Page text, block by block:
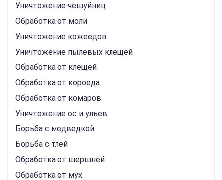
Уничтожение чешуйниц
Обработка от моли
Уничтожение кожеедов
Уничтожение пылевых клещей
Обработка от клещей
Обработка от короеда
Обработка от комаров
Уничтожение ос и ульев
Борьба с медведкой
Борьба с тлей
Обработка от шершней
Обработка от мух